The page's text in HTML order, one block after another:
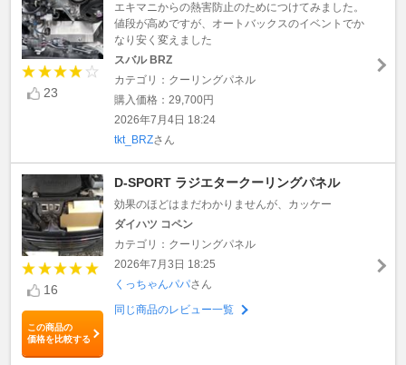
23
エキマニからの熱害防止のためにつけてみました。
値段が高めですが、オートバックスのイベントでか
なり安く変えました
スバル BRZ
カテゴリ：クーリングパネル
購入価格：29,700円
2026年7月4日 18:24
tkt_BRZさん
16
この商品の
価格を比較する
D-SPORT ラジエタークーリングパネル
効果のほどはまだわかりませんが、カッケー
ダイハツ コペン
カテゴリ：クーリングパネル
2026年7月3日 18:25
くっちゃんパパさん
同じ商品のレビュー一覧